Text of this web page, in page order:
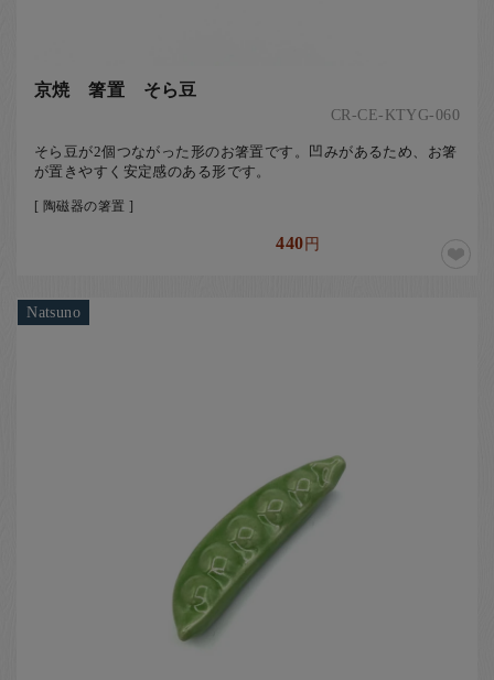
京焼 箸置 そら豆
CR-CE-KTYG-060
そら豆が2個つながった形のお箸置です。凹みがあるため、お箸
が置きやすく安定感のある形です。
[ 陶磁器の箸置 ]
440円
Natsuno